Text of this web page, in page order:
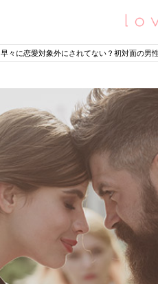
早々に恋愛対象外にされてない？初対面の男